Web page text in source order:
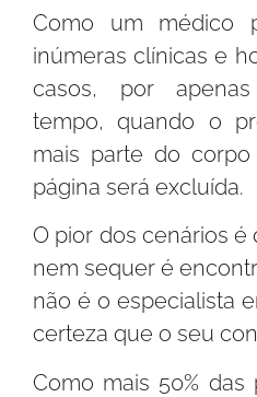
Como um médico
inúmeras clínicas e
casos, por
tempo, quando o
mais parte do
página será excluída.
O pior dos cenários
nem sequer é
não é o especialista
certeza que o seu
Como mais 50% das